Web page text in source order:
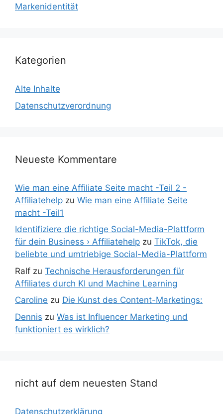
Markenidentität
Kategorien
Alte Inhalte
Datenschutzverordnung
Neueste Kommentare
Wie man eine Affiliate Seite macht -Teil 2 -
Affiliatehelp zu Wie man eine Affiliate Seite
macht -Teil1
Identifiziere die richtige Social-Media-Plattform
für dein Business › Affiliatehelp zu TikTok, die
beliebte und umtriebige Social-Media-Plattform
Ralf zu Technische Herausforderungen für
Affiliates durch KI und Machine Learning
Caroline zu Die Kunst des Content-Marketings:
Dennis zu Was ist Influencer Marketing und
funktioniert es wirklich?
nicht auf dem neuesten Stand
Datenschutzerklärung